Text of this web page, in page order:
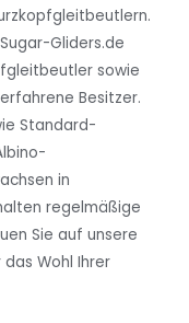
Gliders.de
sowie
Besitzer.
Standard-
in
regelmäßige
Sie auf unsere
Wohl Ihrer